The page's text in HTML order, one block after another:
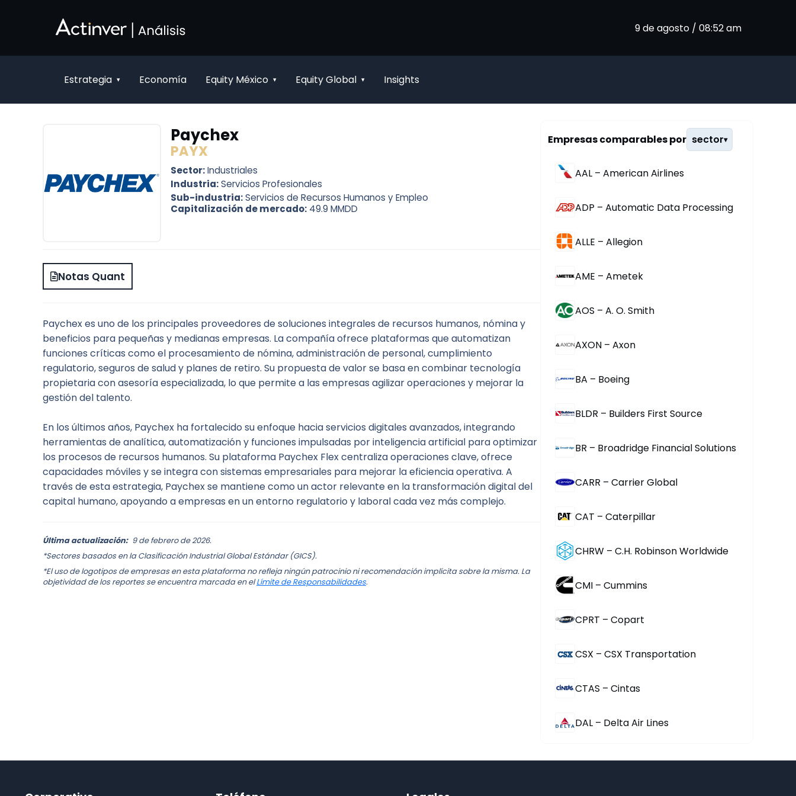
9 de agosto / 08:52 am
Estrategia ▾ Economía Equity México ▾ Equity Global ▾ Insights
Paychex
PAYX
Sector:Industriales
Industria:Servicios Profesionales
Sub-industria:Servicios de Recursos Humanos y Empleo
Capitalización de mercado: 49.9 MMDD
Notas Quant
Paychex es uno de los principales proveedores de soluciones integrales de recursos humanos, nómina y
beneficios para pequeñas y medianas empresas. La compañía ofrece plataformas que automatizan
funciones críticas como el procesamiento de nómina, administración de personal, cumplimiento
regulatorio, seguros de salud y planes de retiro. Su propuesta de valor se basa en combinar tecnología
propietaria con asesoría especializada, lo que permite a las empresas agilizar operaciones y mejorar la
gestión del talento.
En los últimos años, Paychex ha fortalecido su enfoque hacia servicios digitales avanzados, integrando
herramientas de analítica, automatización y funciones impulsadas por inteligencia artificial para optimizar
los procesos de recursos humanos. Su plataforma Paychex Flex centraliza operaciones clave, ofrece
capacidades móviles y se integra con sistemas empresariales para mejorar la eficiencia operativa. A
través de esta estrategia, Paychex se mantiene como un actor relevante en la transformación digital del
capital humano, apoyando a empresas en un entorno regulatorio y laboral cada vez más complejo.
Última actualización: 9 de febrero de 2026.
*Sectores basados en la Clasificación Industrial Global Estándar (GICS).
*El uso de logotipos de empresas en esta plataforma no refleja ningún patrocinio ni recomendación implícita sobre la misma. La
objetividad de los reportes se encuentra marcada en elLímite de Responsabilidades.
Empresas comparables por sector▾
AAL – American Airlines
ADP – Automatic Data Processing
ALLE – Allegion
AME – Ametek
AOS – A. O. Smith
AXON – Axon
BA – Boeing
BLDR – Builders First Source
BR – Broadridge Financial Solutions
CARR – Carrier Global
CAT – Caterpillar
CHRW – C.H. Robinson Worldwide
CMI – Cummins
CPRT – Copart
CSX – CSX Transportation
CTAS – Cintas
DAL – Delta Air Lines